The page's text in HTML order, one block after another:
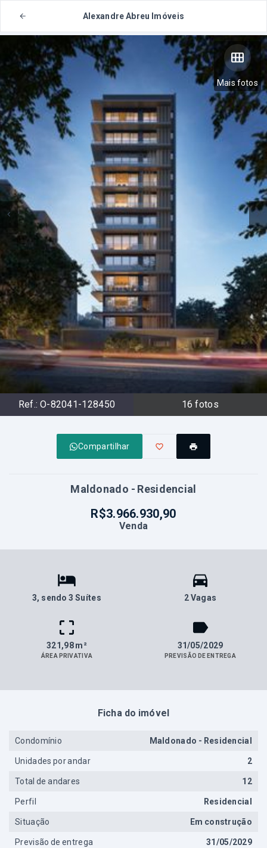
Alexandre Abreu Imóveis
Mais fotos
Ref.: O-82041-128450 16 fotos
Compartilhar
Maldonado - Residencial
R$3.966.930,90
Venda
3, sendo 3 Suítes 2 Vagas
321,98 m²
ÁREA PRIVATIVA
31/05/2029
PREVISÃO DE ENTREGA
Ficha do imóvel
Condomínio Maldonado - Residencial
Unidades por andar 2
Total de andares 12
Perfil Residencial
Situação Em construção
Previsão de entrega 31/05/2029